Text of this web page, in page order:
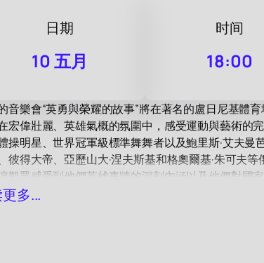
日期
10 五月
时间
18:00
音樂會“英勇與榮耀的故事”將在著名的盧日尼基體
宏偉壯麗、英雄氣概的氛圍中，感受運動與藝術的完
操明星、世界冠軍級標準舞舞者以及鮑里斯·艾夫曼
彼得大帝、亞歷山大·涅夫斯基和格奧爾基·朱可夫
觀眾感受到他們英雄事蹟的深刻內涵以及他們對國
塔西婭·塔塔列娃和阿麗莎·季先科等功勳體育大師
多...